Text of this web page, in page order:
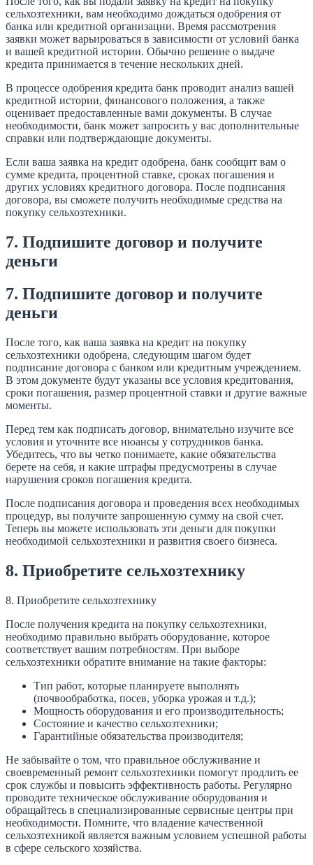
сельхозтехники, вам необходимо дождаться одобрения от
банка или кредитной организации. Время рассмотрения
заявки может варьироваться в зависимости от условий банка
и вашей кредитной истории. Обычно решение о выдаче
кредита принимается в течение нескольких дней.
В процессе одобрения кредита банк проводит анализ вашей
кредитной истории, финансового положения, а также
оценивает предоставленные вами документы. В случае
необходимости, банк может запросить у вас дополнительные
справки или подтверждающие документы.
Если ваша заявка на кредит одобрена, банк сообщит вам о
сумме кредита, процентной ставке, сроках погашения и
других условиях кредитного договора. После подписания
договора, вы сможете получить необходимые средства на
покупку сельхозтехники.
7. Подпишите договор и получите
деньги
7. Подпишите договор и получите
деньги
После того, как ваша заявка на кредит на покупку
сельхозтехники одобрена, следующим шагом будет
подписание договора с банком или кредитным учреждением.
В этом документе будут указаны все условия кредитования,
сроки погашения, размер процентной ставки и другие важные
моменты.
Перед тем как подписать договор, внимательно изучите все
условия и уточните все нюансы у сотрудников банка.
Убедитесь, что вы четко понимаете, какие обязательства
берете на себя, и какие штрафы предусмотрены в случае
нарушения сроков погашения кредита.
После подписания договора и проведения всех необходимых
процедур, вы получите запрошенную сумму на свой счет.
Теперь вы можете использовать эти деньги для покупки
необходимой сельхозтехники и развития своего бизнеса.
8. Приобретите сельхозтехнику
8. Приобретите сельхозтехнику
После получения кредита на покупку сельхозтехники,
необходимо правильно выбрать оборудование, которое
соответствует вашим потребностям. При выборе
сельхозтехники обратите внимание на такие факторы:
Тип работ, которые планируете выполнять
(почвообработка, посев, уборка урожая и т.д.);
Мощность оборудования и его производительность;
Состояние и качество сельхозтехники;
Гарантийные обязательства производителя;
Не забывайте о том, что правильное обслуживание и
своевременный ремонт сельхозтехники помогут продлить ее
срок службы и повысить эффективность работы. Регулярно
проводите техническое обслуживание оборудования и
обращайтесь в специализированные сервисные центры при
необходимости. Помните, что владение качественной
сельхозтехникой является важным условием успешной работы
в сфере сельского хозяйства.